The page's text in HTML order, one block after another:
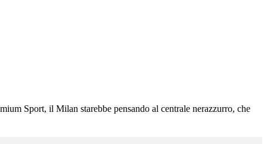
Sport, il Milan starebbe pensando al centrale nerazzurro, che